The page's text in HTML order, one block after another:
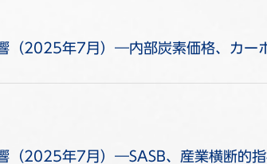
（2025年7月）―内部炭素価格、カ
（2025年7月）―SASB、産業横断的